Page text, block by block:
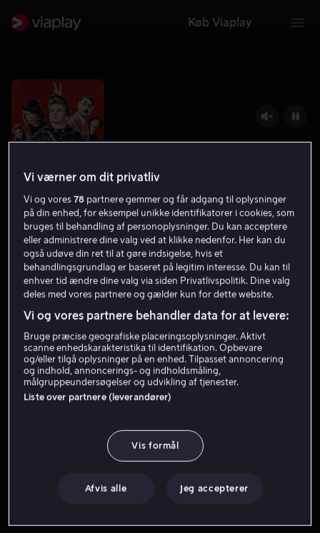
Køb Viaplay
Jojo Rabbit
7.9 Drama Komedie 2019 1 t. 43 min
15 år
HD
Lej 49 kr
Køb 159 kr
Se trailer
En satire om anden verdenskrig, som følger en ensom
En satire om anden verdenskrig, som følger en ensom
han opdager at hans mor skjuler en jødisk pige på
Vi værner om dit privatliv
Vi og vores78 partnere gemmer og får adgang til oplysninger
på din enhed, for eksempel unikke identifikatorer i cookies, som
bruges til behandling af personoplysninger. Du kan acceptere
eller administrere dine valg ved at klikke nedenfor. Her kan du
også udøve din ret til at gøre indsigelse, hvis et
behandlingsgrundlag er baseret på legitim interesse. Du kan til
enhver tid ændre dine valg via siden Privatlivspolitik. Dine valg
deles med vores partnere og gælder kun for dette website.
Vi og vores partnere behandler data for at levere:
Bruge præcise geografiske placeringsoplysninger. Aktivt
scanne enhedskarakteristika til identifikation. Opbevare
og/eller tilgå oplysninger på en enhed. Tilpasset annoncering
og indhold, annoncerings- og indholdsmåling,
målgruppeundersøgelser og udvikling af tjenester.
Liste over partnere (leverandører)
Vis formål
Afvis alle Jeg accepterer